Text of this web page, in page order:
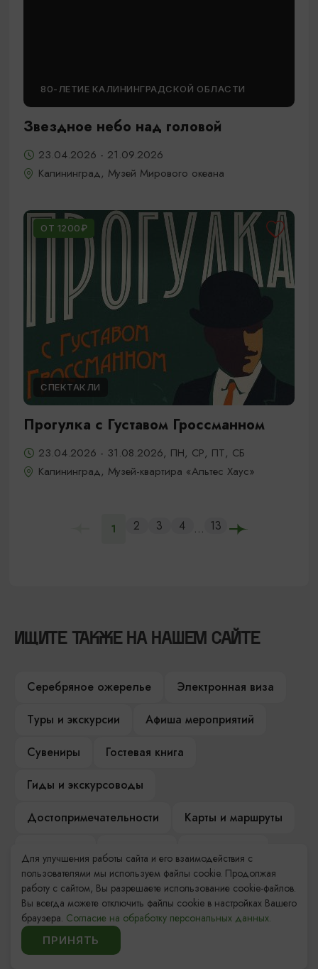
80-ЛЕТИЕ КАЛИНИНГРАДСКОЙ ОБЛАСТИ
Звездное небо над головой
23.04.2026 - 21.09.2026
Калининград, Музей Мирового океана
ОТ 1200₽
СПЕКТАКЛИ
Прогулка с Густавом Гроссманном
23.04.2026 - 31.08.2026, ПН, СР, ПТ, СБ
Калининград, Музей-квартира «Альтес Хаус»
1 2 3 4 ... 13
ИЩИТЕ ТАКЖЕ НА НАШЕМ САЙТЕ
Серебряное ожерелье
Электронная виза
Туры и экскурсии
Афиша мероприятий
Сувениры
Гостевая книга
Гиды и экскурсоводы
Достопримечательности
Карты и маршруты
Компас Балтийской кухни
Настоящий Калининградец
Музеи
Для улучшения работы сайта и его взаимодействия с
пользователями мы используем файлы cookie. Продолжая
работу с сайтом, Вы разрешаете использование cookie-файлов.
Вы всегда можете отключить файлы cookie в настройках Вашего
браузера. Согласие на обработку персональных данных.
ПРИНЯТЬ